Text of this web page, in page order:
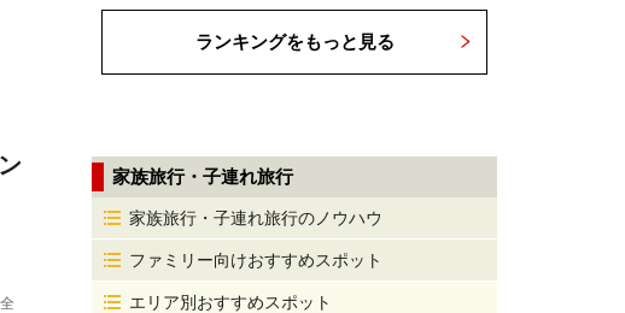
ランキングをもっと見る
家族旅行・子連れ旅行
家族旅行・子連れ旅行のノウハウ
ファミリー向けおすすめスポット
エリア別おすすめスポット